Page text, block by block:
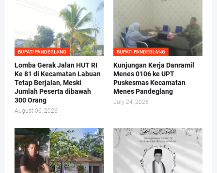
BUPATI PANDEGLANG
Lomba Gerak Jalan HUT RI
Ke 81 di Kecamatan Labuan
Tetap Berjalan, Meski
Jumlah Peserta dibawah
300 Orang
August 06, 2026
BUPATI PANDEGLANG
Kunjungan Kerja Danramil
Menes 0106 ke UPT
Puskesmas Kecamatan
Menes Pandeglang
July 24, 2026